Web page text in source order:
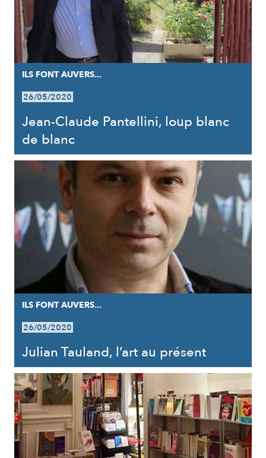
ILS FONT AUVERS...
26/05/2020
Jean-Claude Pantellini, loup blanc
de blanc
ILS FONT AUVERS...
26/05/2020
Julian Tauland, l’art au présent